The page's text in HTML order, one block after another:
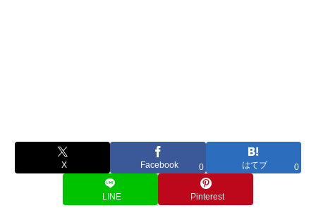
X Facebook 0 はてブ 0
LINE Pinterest